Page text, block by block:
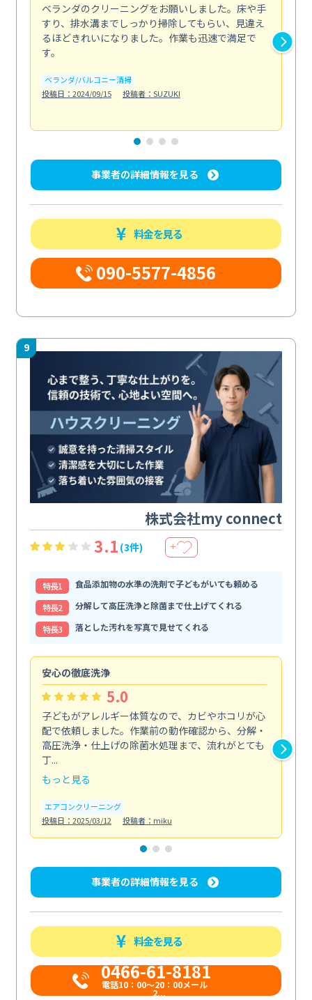
ベランダのクリーニングをお願いしました。床や手
すり、排水溝までしっかり掃除してもらい、見違え
るほどきれいになりました。作業も迅速で満足で
す。
ベランダ/バルコニー清掃
投稿日：2024/09/15
投稿者：SUZUKI
事業者の詳細情報を見る
料金を見る
090-5577-4856
9
株式会社my connect
3.1 (3件) ＋
特⻑1
食品添加物の水準の洗剤で子どもがいても頼める
特⻑2
分解して高圧洗浄と除菌まで仕上げてくれる
特⻑3
落とした汚れを写真で見せてくれる
安心の徹底洗浄
5.0
子どもがアレルギー体質なので、カビやホコリが心
配で依頼しました。作業前の動作確認から、分解・
高圧洗浄・仕上げの除菌水処理まで、流れがとても
丁...
もっと見る
エアコンクリーニング
投稿日：2025/03/12
投稿者：miku
事業者の詳細情報を見る
料金を見る
0466-61-8181
電話10：00～20：00メール
2...